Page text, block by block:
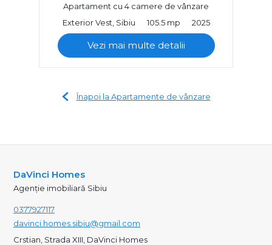
Apartament cu 4 camere de vânzare
Exterior Vest, Sibiu
105.5 mp 2025
Vezi mai multe detalii
Înapoi la Apartamente de vânzare
DaVinci Homes
Agenție imobiliară Sibiu
0377927117
davinci.homes.sibiu@gmail.com
Crstian, Strada XIII, DaVinci Homes